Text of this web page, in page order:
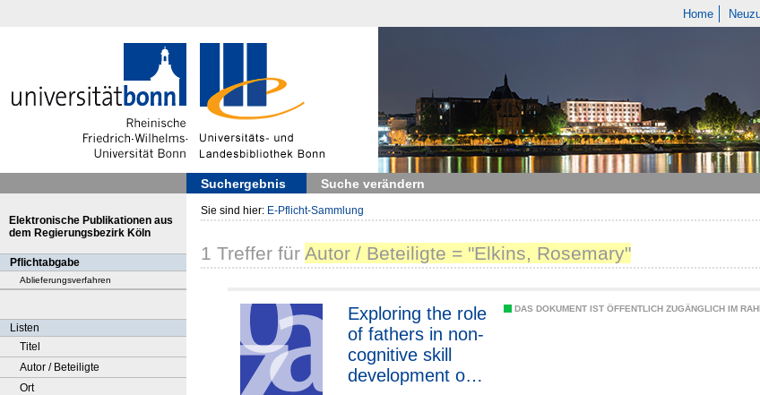
Home
Suchergebnis Suche verändern
Elektronische Publikationen aus
dem Regierungsbezirk Köln
Pflichtabgabe
Ablieferungsverfahren
Listen
Titel
Autor / Beteiligte
Ort
Sie sind hier: E-Pflicht-Sammlung
1 Treffer für Autor / Beteiligte = "Elkins, Rosemary"
DAS DOKUMENT IST ÖFFENTLICH ZUGÄNGLICH IM
Exploring the role
of fathers in non-
cognitive skill
development over